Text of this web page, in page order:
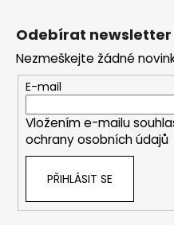
t
ř
e
b
u
e
e
Odebírat newsletter
Nezmeškejte žádné
E-mail
Vložením e-mailu
ochrany osobních údajů
PŘIHLÁSIT SE